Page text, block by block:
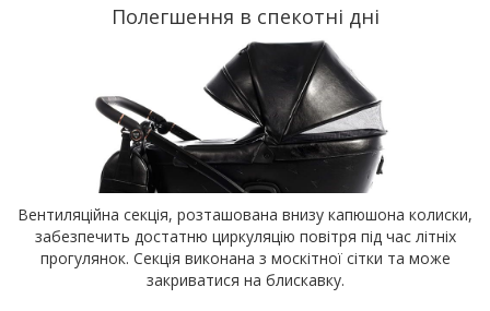
Полегшення в спекотні дні
Вентиляційна секція, розташована внизу капюшона колиски,
забезпечить достатню циркуляцію повітря під час літніх
прогулянок. Секція виконана з москітної сітки та може
закриватися на блискавку.